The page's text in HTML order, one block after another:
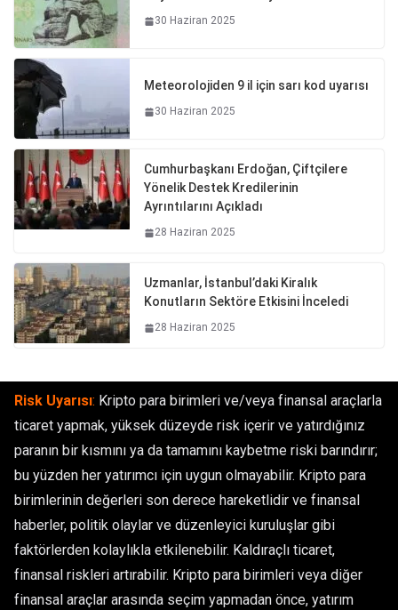
30 Haziran 2025
Meteorolojiden 9 il için sarı kod uyarısı
30 Haziran 2025
Cumhurbaşkanı Erdoğan, Çiftçilere
Yönelik Destek Kredilerinin
Ayrıntılarını Açıkladı
28 Haziran 2025
Uzmanlar, İstanbul’daki Kiralık
Konutların Sektöre Etkisini İnceledi
28 Haziran 2025
Risk Uyarısı: Kripto para birimleri ve/veya finansal araçlarla
ticaret yapmak, yüksek düzeyde risk içerir ve yatırdığınız
paranın bir kısmını ya da tamamını kaybetme riski barındırır;
bu yüzden her yatırımcı için uygun olmayabilir. Kripto para
birimlerinin değerleri son derece hareketlidir ve finansal
haberler, politik olaylar ve düzenleyici kuruluşlar gibi
faktörlerden kolaylıkla etkilenebilir. Kaldıraçlı ticaret,
finansal riskleri artırabilir. Kripto para birimleri veya diğer
finansal araçlar arasında seçim yapmadan önce, yatırım